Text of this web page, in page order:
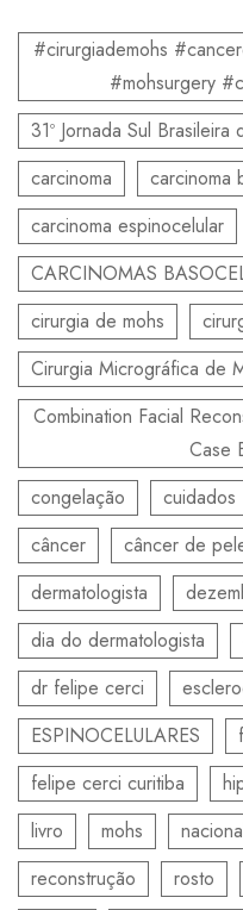
#cirurgiademohs
#mohsurgery
31º Jornada Sul
carcinoma
carcinoma
carcinoma espinocelular
CARCINOMAS
cirurgia de mohs
Cirurgia Micrográfica de
Combination Facial
Case
congelação
cuidados
câncer
câncer de
dermatologista
dia do dermatologista
dr felipe cerci
ESPINOCELULARES
felipe cerci curitiba
livro
mohs
reconstrução
rosto